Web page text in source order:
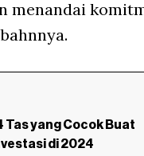
menandai
Tas yang Cocok Buat
di 2024